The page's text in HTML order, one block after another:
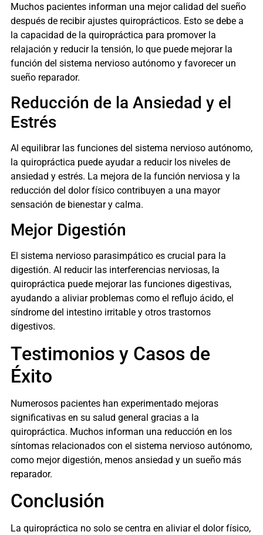
Muchos pacientes informan una mejor calidad del sueño
después de recibir ajustes quiroprácticos. Esto se debe a
la capacidad de la quiropráctica para promover la
relajación y reducir la tensión, lo que puede mejorar la
función del sistema nervioso autónomo y favorecer un
sueño reparador.
Reducción de la Ansiedad y el
Estrés
Al equilibrar las funciones del sistema nervioso autónomo,
la quiropráctica puede ayudar a reducir los niveles de
ansiedad y estrés. La mejora de la función nerviosa y la
reducción del dolor físico contribuyen a una mayor
sensación de bienestar y calma.
Mejor Digestión
El sistema nervioso parasimpático es crucial para la
digestión. Al reducir las interferencias nerviosas, la
quiropráctica puede mejorar las funciones digestivas,
ayudando a aliviar problemas como el reflujo ácido, el
síndrome del intestino irritable y otros trastornos
digestivos.
Testimonios y Casos de
Éxito
Numerosos pacientes han experimentado mejoras
significativas en su salud general gracias a la
quiropráctica. Muchos informan una reducción en los
síntomas relacionados con el sistema nervioso autónomo,
como mejor digestión, menos ansiedad y un sueño más
reparador.
Conclusión
La quiropráctica no solo se centra en aliviar el dolor físico,